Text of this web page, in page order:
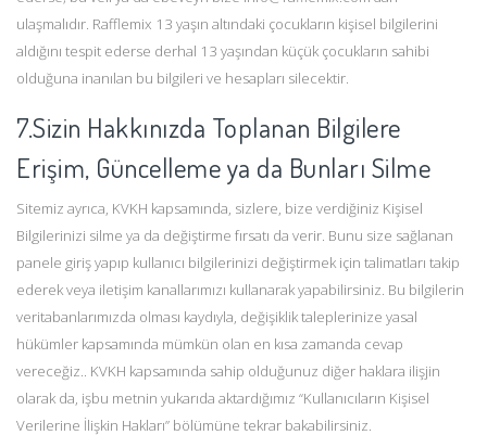
ulaşmalıdır. Rafflemix 13 yaşın altındaki çocukların kişisel bilgilerini
aldığını tespit ederse derhal 13 yaşından küçük çocukların sahibi
olduğuna inanılan bu bilgileri ve hesapları silecektir.
7.Sizin Hakkınızda Toplanan Bilgilere
Erişim, Güncelleme ya da Bunları Silme
Sitemiz ayrıca, KVKH kapsamında, sizlere, bize verdiğiniz Kişisel
Bilgilerinizi silme ya da değiştirme fırsatı da verir. Bunu size sağlanan
panele giriş yapıp kullanıcı bilgilerinizi değiştirmek için talimatları takip
ederek veya iletişim kanallarımızı kullanarak yapabilirsiniz. Bu bilgilerin
veritabanlarımızda olması kaydıyla, değişiklik taleplerinize yasal
hükümler kapsamında mümkün olan en kısa zamanda cevap
vereceğiz.. KVKH kapsamında sahip olduğunuz diğer haklara ilişjin
olarak da, işbu metnin yukarıda aktardığımız “Kullanıcıların Kişisel
Verilerine İlişkin Hakları” bölümüne tekrar bakabilirsiniz.